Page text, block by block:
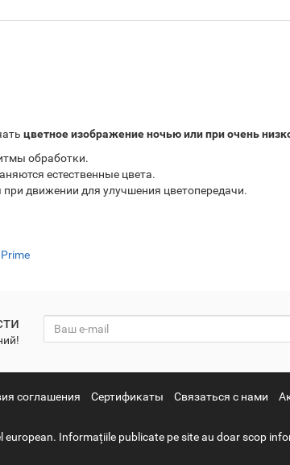
цветное изображение ночью или при очень
обработки.
естественные цвета.
движении для улучшения цветопередачи.
Prime
соглашения Сертификаты Связаться с нами
Informațiile publicate pe site au doar scop